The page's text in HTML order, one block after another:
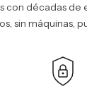
con décadas de
sin máquinas,